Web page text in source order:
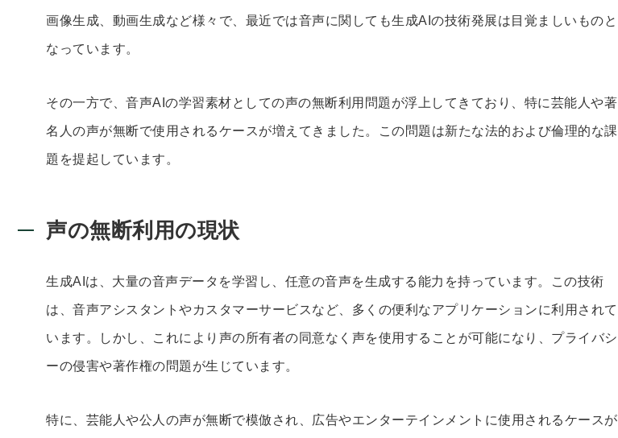
画像生成、動画生成など様々で、最近では音声に関しても生成AIの技術発展は目覚ましいものと
なっています。
その一方で、音声AIの学習素材としての声の無断利用問題が浮上してきており、特に芸能人や著
名人の声が無断で使用されるケースが増えてきました。この問題は新たな法的および倫理的な課
題を提起しています。
声の無断利用の現状
生成AIは、大量の音声データを学習し、任意の音声を生成する能力を持っています。この技術
は、音声アシスタントやカスタマーサービスなど、多くの便利なアプリケーションに利用されて
います。しかし、これにより声の所有者の同意なく声を使用することが可能になり、プライバシ
ーの侵害や著作権の問題が生じています。
特に、芸能人や公人の声が無断で模倣され、広告やエンターテインメントに使用されるケースが